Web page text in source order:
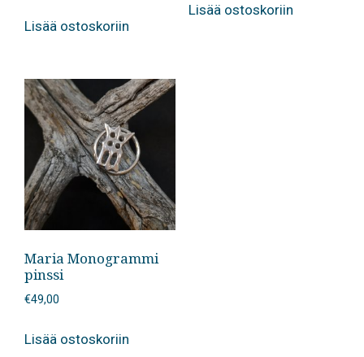
Lisää ostoskoriin
Lisää ostoskoriin
Maria Monogrammi
pinssi
€49,00
Lisää ostoskoriin